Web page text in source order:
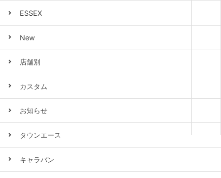
ESSEX
New
店舗別
カスタム
お知らせ
タウンエース
キャラバン